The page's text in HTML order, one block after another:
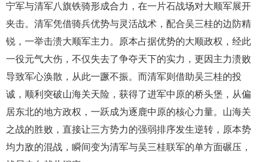
宁军与清军八旗铁骑形成合力，在一片石战场对大顺军展开
夹击。清军凭借骑兵优势与灵活战术，配合吴三桂的边防精
锐，一举击溃大顺军主力。原本占据优势的大顺政权，经此
一役元气大伤，不仅失去了争夺天下的实力，更因主力溃败
导致军心涣散，从此一蹶不振。而清军则借助吴三桂的投
诚，顺利突破山海关天险，获得了进军中原的桥头堡，从偏
居东北的地方政权，一跃成为逐鹿中原的核心力量。山海关
之战的胜败，直接让三方势力的强弱排序发生逆转，原本势
均力敌的混战，瞬间变为清军与吴三桂联军的单方面碾压，